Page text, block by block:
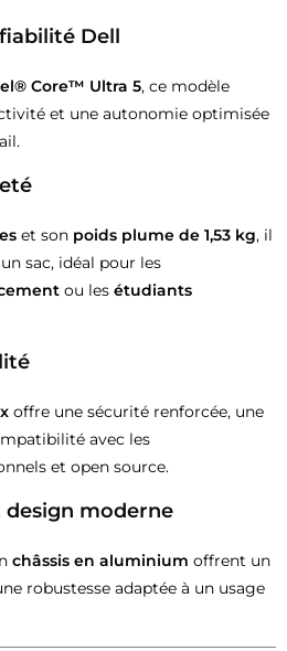
Dell
Core™ Ultra 5, ce modèle
et une autonomie optimisée
et son poids plume de 1,53 kg, il
sac, idéal pour les
ou les étudiants
offre une sécurité renforcée, une
avec les
et open source.
moderne
châssis en aluminium offrent un
robustesse adaptée à un usage